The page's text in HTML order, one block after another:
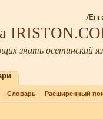
знать осетинский
| Словарь| Расширенный